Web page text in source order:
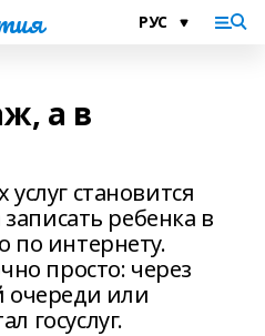
а в
становится
ребенка в
по интернету.
просто: через
очереди или
госуслуг.